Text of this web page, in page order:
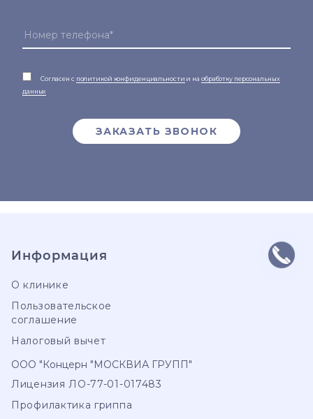
Согласен с политикой конфиденциальности и на обработку персональных
данных
ЗАКАЗАТЬ ЗВОНОК
Информация
О клинике
Пользовательское
соглашение
Налоговый вычет
ООО "Концерн "МОСКВИА ГРУПП"
Лицензия ЛО-77-01-017483
Профилактика гриппа